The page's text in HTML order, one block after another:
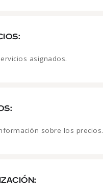
asignados.
sobre los precios.